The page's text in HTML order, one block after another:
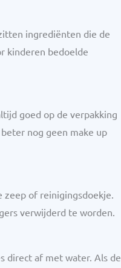
ingrediënten die de
kinderen bedoelde
goed op de verpakking
nog geen make up
zeep of reinigingsdoekje.
verwijderd te worden.
direct af met water. Als de